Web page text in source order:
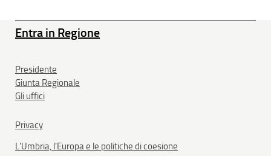
Entra in Regione
Presidente
Giunta Regionale
Gli uffici
Privacy
L'Umbria, l'Europa e le politiche di coesione